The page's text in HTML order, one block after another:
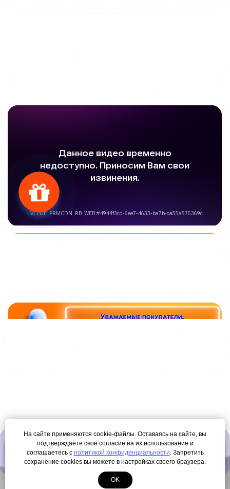
ПОЛУЧИТЬ КАРТУ ЛОЯЛЬНОСТИ
На сайте применяются cookie-файлы. Оставаясь на сайте, вы
подтверждаете свое согласие на их использование и
соглашаетесь с политикой конфиденциальности. Запретить
сохранение cookies вы можете в настройках своего браузера.
OK